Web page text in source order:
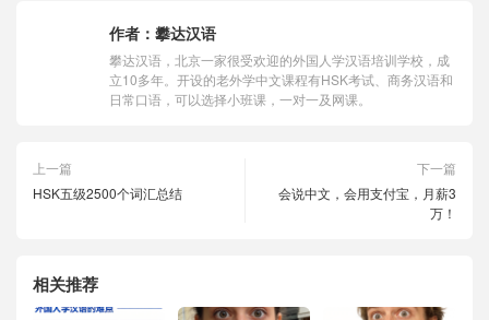
作者： 攀达汉语
攀达汉语，北京一家很受欢迎的外国人学汉语培训学校，成
立10多年。开设的老外学中文课程有HSK考试、商务汉语和
日常口语，可以选择小班课，一对一及网课。
上一篇
HSK五级2500个词汇总结
下一篇
会说中文，会用支付宝，月薪3
万！
相关推荐